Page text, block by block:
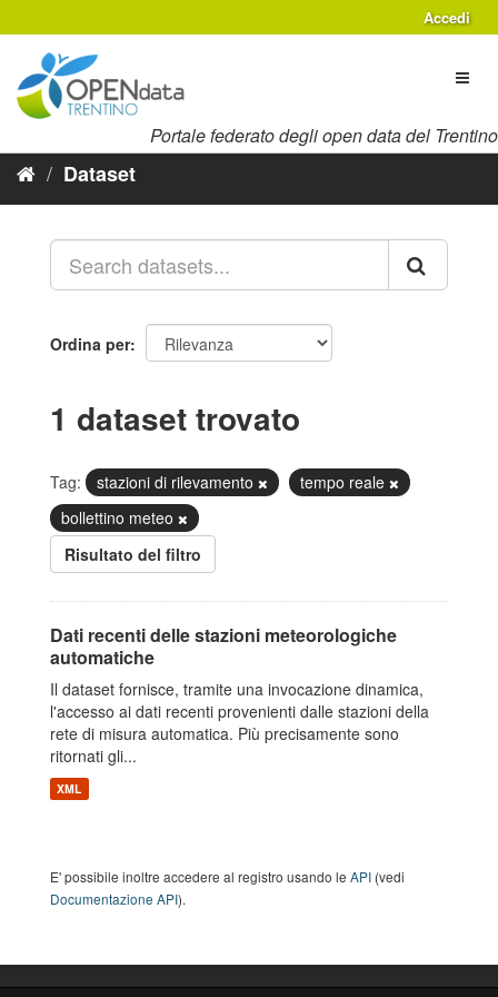
al
contenuto
Accedi
Portale federato degli open data del Trentino
Dataset
Ordina per
1 dataset trovato
Tag: stazioni di rilevamento
tempo reale
bollettino meteo
Risultato del filtro
Dati recenti delle stazioni meteorologiche
automatiche
Il dataset fornisce, tramite una invocazione dinamica,
l'accesso ai dati recenti provenienti dalle stazioni della
rete di misura automatica. Più precisamente sono
ritornati gli...
XML
E' possibile inoltre accedere al registro usando le API (vedi
Documentazione API).